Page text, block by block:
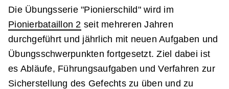
Die Übungsserie "Pionierschild" wird im
Pionierbataillon 2 seit mehreren Jahren
durchgeführt und jährlich mit neuen Aufgaben und
Übungsschwerpunkten fortgesetzt. Ziel dabei ist
es Abläufe, Führungsaufgaben und Verfahren zur
Sicherstellung des Gefechts zu üben und zu